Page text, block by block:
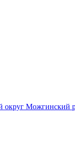
Можгинский